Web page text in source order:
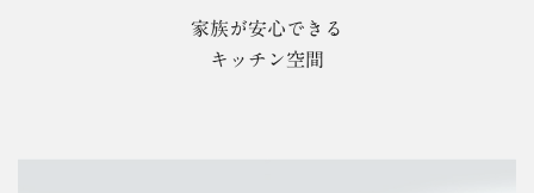
家族が安心できる
キッチン空間